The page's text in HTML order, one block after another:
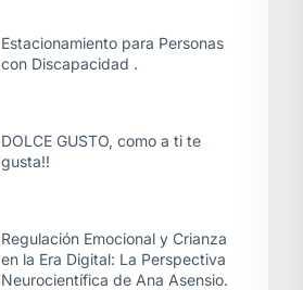
Estacionamiento para Personas
con Discapacidad .
DOLCE GUSTO, como a ti te
gusta!!
Regulación Emocional y Crianza
en la Era Digital: La Perspectiva
Neurocientífica de Ana Asensio.